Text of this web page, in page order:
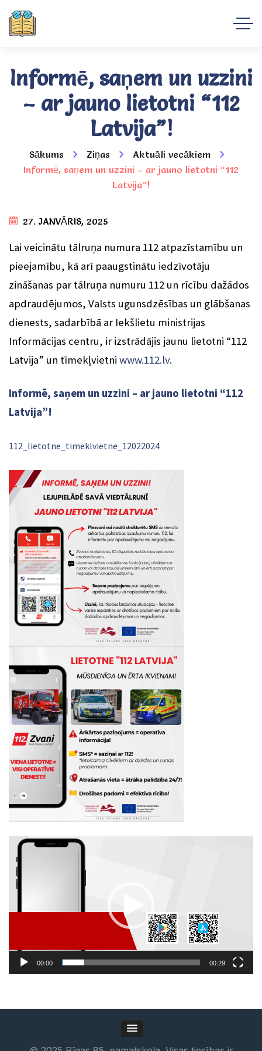
Informē, saņem un uzzini
– ar jauno lietotni “112
Latvija”!
Sākums Ziņas
Aktuāli vecākiem
Informē, saņem un uzzini – ar jauno lietotni “112
Latvija”!
27. JANVĀRIS, 2025
Lai veicinātu tālruņa numura 112 atpazīstamību un
pieejamību, kā arī paaugstinātu iedzīvotāju
zināšanas par tālruņa numuru 112 un rīcību dažādos
apdraudējumos, Valsts ugunsdzēsības un glābšanas
dienests, sadarbībā ar Iekšlietu ministrijas
Informācijas centru, ir izstrādājis jaunu lietotni “112
Latvija” un tīmekļvietni www.112.lv.
Informē, saņem un uzzini – ar jauno lietotni “112
Latvija”!
112_lietotne_timeklvietne_12022024
Video
atskaņotājs
00:00 00:29